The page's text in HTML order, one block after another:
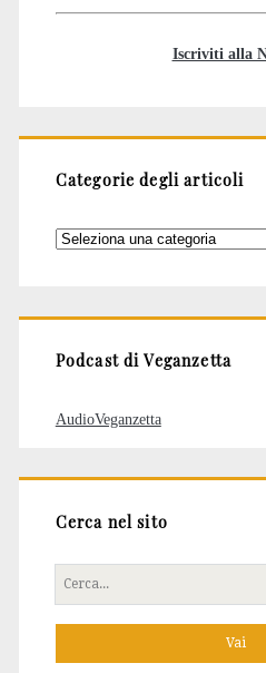
Iscriviti alla
Categorie degli articoli
Categorie
Podcast di Veganzetta
AudioVeganzetta
Cerca nel sito
Cerca
per: